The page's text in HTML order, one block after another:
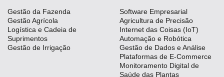
Gestão da Fazenda
Gestão Agrícola
Logística e Cadeia de
Suprimentos
Gestão de Irrigação
Software Empresarial
Agricultura de Precisão
Internet das Coisas (IoT)
Automação e Robótica
Gestão de Dados e Análise
Plataformas de E-Commerce
Monitoramento Digital de
Saúde das Plantas